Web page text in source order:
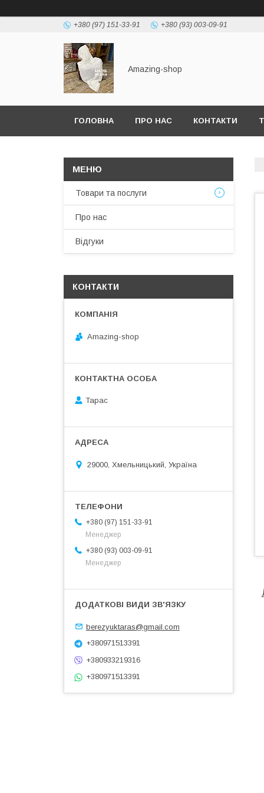
+380 (97) 151-33-91 +380 (93) 003-09-91
Amazing-shop
ГОЛОВНА ПРО НАС КОНТАКТИ
Товари та послуги
Про нас
Відгуки
КОНТАКТИ
Amazing-shop
Тарас
29000, Хмельницький, Україна
+380 (97) 151-33-91
Менеджер
+380 (93) 003-09-91
Менеджер
berezyuktaras@gmail.com
+380971513391
+380933219316
+380971513391